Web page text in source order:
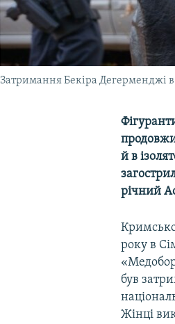
Затримання Бекіра Дегерменджі
й в
річний
року в
був
Жінці